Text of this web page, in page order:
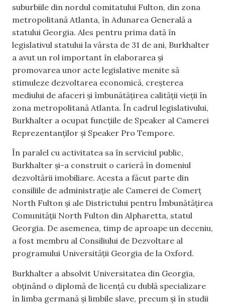
suburbiile din nordul comitatului Fulton, din zona
metropolitană Atlanta, în Adunarea Generală a
statului Georgia. Ales pentru prima dată în
legislativul statului la vârsta de 31 de ani, Burkhalter
a avut un rol important în elaborarea și
promovarea unor acte legislative menite să
stimuleze dezvoltarea economică, creșterea
mediului de afaceri și îmbunătățirea calității vieții în
zona metropolitană Atlanta. În cadrul legislativului,
Burkhalter a ocupat funcțiile de Speaker al Camerei
Reprezentanților și Speaker Pro Tempore.
În paralel cu activitatea sa în serviciul public,
Burkhalter și-a construit o carieră în domeniul
dezvoltării imobiliare. Acesta a făcut parte din
consiliile de administrație ale Camerei de Comerț
North Fulton și ale Districtului pentru Îmbunătățirea
Comunității North Fulton din Alpharetta, statul
Georgia. De asemenea, timp de aproape un deceniu,
a fost membru al Consiliului de Dezvoltare al
programului Universității Georgia de la Oxford.
Burkhalter a absolvit Universitatea din Georgia,
obținând o diplomă de licență cu dublă specializare
în limba germană și limbile slave, precum și în studii